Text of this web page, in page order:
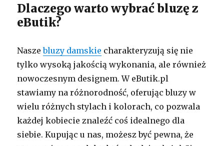
Dlaczego warto wybrać bluzę z
eButik?
Naszebluzy damskie charakteryzują się nie
tylko wysoką jakością wykonania, ale również
nowoczesnym designem. W eButik.pl
stawiamy na różnorodność, oferując bluzy w
wielu różnych stylach i kolorach, co pozwala
każdej kobiecie znaleźć coś idealnego dla
siebie. Kupując u nas, możesz być pewna, że